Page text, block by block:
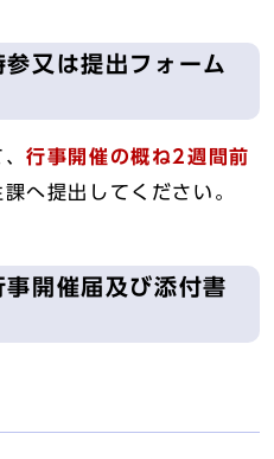
参又は提出フォーム
、行事開催の概ね2週間前
へ提出してください。
事開催届及び添付書